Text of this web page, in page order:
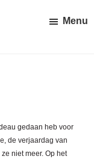
Menu
gedaan heb voor
de verjaardag van
niet meer. Op het